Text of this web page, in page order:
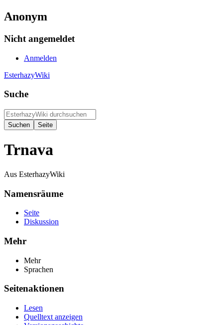
Anonym
Nicht angemeldet
Anmelden
EsterhazyWiki
Suche
Trnava
Aus EsterhazyWiki
Namensräume
Seite
Diskussion
Mehr
Mehr
Sprachen
Seitenaktionen
Lesen
Quelltext anzeigen